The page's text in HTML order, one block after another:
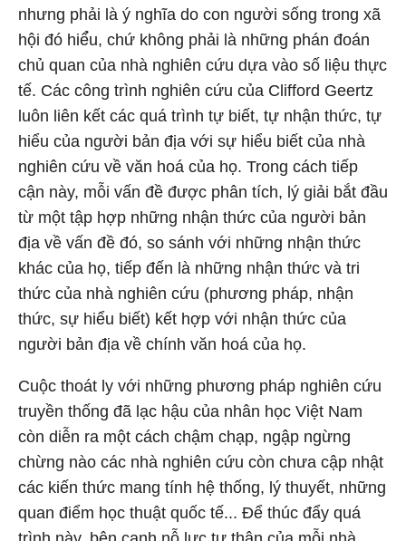
nhưng phải là ý nghĩa do con người sống trong xã
hội đó hiể̉u, chứ không phải là những phán đoán
chủ quan của nhà nghiên cứu dựa vào số liệu thực
tế. Các công trình nghiên cứu của Clifford Geertz
luôn liên kết các quá trình tự biết, tự nhận thức, tự
hiểu của người bản địa với sự hiểu biết của nhà
nghiên cứu về văn hoá của họ. Trong cách tiếp
cận này, mỗi vấn đề được phân tích, lý giải bắt đầu
từ một tập hợp những nhận thức của người bản
địa về vấn đề đó, so sánh với những nhận thức
khác của họ, tiếp đến là những nhận thức và tri
thức của nhà nghiên cứu (phương pháp, nhận
thức, sự hiểu biết) kết hợp với nhận thức của
người bản địa về chính văn hoá của họ.
Cuộc thoát ly với những phương pháp nghiên cứu
truyền thống đã lạc hậu của nhân học Việt Nam
còn diễn ra một cách chậm chạp, ngập ngừng
chừng nào các nhà nghiên cứu còn chưa cập nhật
các kiến thức mang tính hệ thống, lý thuyết, những
quan điểm học thuật quốc tế... Để thúc đẩy quá